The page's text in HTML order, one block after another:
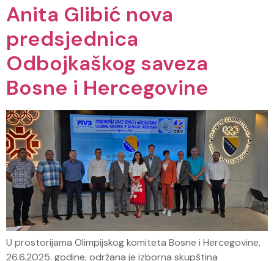
Anita Glibić nova
predsjednica
Odbojkaškog saveza
Bosne i Hercegovine
U prostorijama Olimpijskog komiteta Bosne i Hercegovine,
26.6.2025. godine, održana je izborna skupština